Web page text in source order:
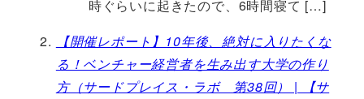
時ぐらいに起きたので、6時間寝て […]
【開催レポート】10年後、絶対に入りたくな
る！ベンチャー経営者を生み出す大学の作り
方（サードプレイス・ラボ 第38回） | 【サ